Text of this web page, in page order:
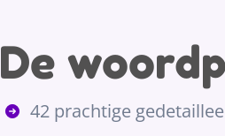
De
42 prachtige